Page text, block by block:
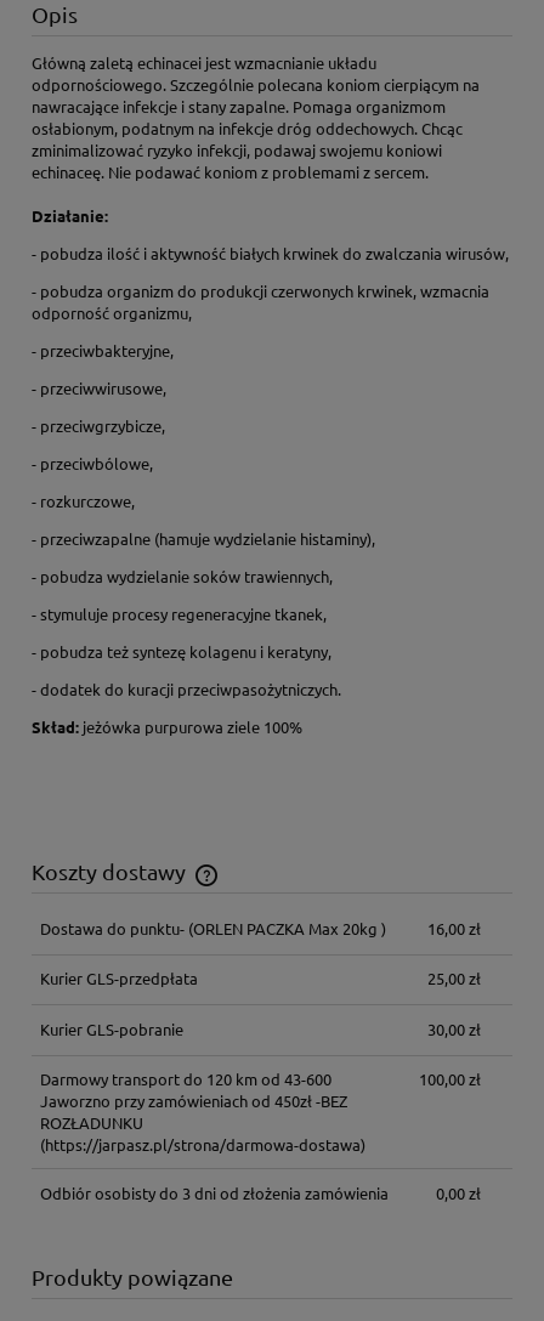
Opis
Główną zaletą echinacei jest wzmacnianie układu
odpornościowego. Szczególnie polecana koniom cierpiącym na
nawracające infekcje i stany zapalne. Pomaga organizmom
osłabionym, podatnym na infekcje dróg oddechowych. Chcąc
zminimalizować ryzyko infekcji, podawaj swojemu koniowi
echinaceę. Nie podawać koniom z problemami z sercem.
Działanie:
- pobudza ilość i aktywność białych krwinek do zwalczania wirusów,
- pobudza organizm do produkcji czerwonych krwinek, wzmacnia
odporność organizmu,
- przeciwbakteryjne,
- przeciwwirusowe,
- przeciwgrzybicze,
- przeciwbólowe,
- rozkurczowe,
- przeciwzapalne (hamuje wydzielanie histaminy),
- pobudza wydzielanie soków trawiennych,
- stymuluje procesy regeneracyjne tkanek,
- pobudza też syntezę kolagenu i keratyny,
- dodatek do kuracji przeciwpasożytniczych.
Skład: jeżówka purpurowa ziele 100%
Koszty dostawy
Cena nie zawiera ewentualnych kosztów płatności
Dostawa do punktu-(ORLEN PACZKA Max 20kg ) 16,00 zł
Kurier GLS-przedpłata 25,00 zł
Kurier GLS-pobranie 30,00 zł
Darmowy transport do 120 km od 43-600
Jaworzno przy zamówieniach od 450zł -BEZ
ROZŁADUNKU
(https://jarpasz.pl/strona/darmowa-dostawa)
100,00 zł
Odbiór osobisty do 3 dni od złożenia zamówienia 0,00 zł
Produkty powiązane